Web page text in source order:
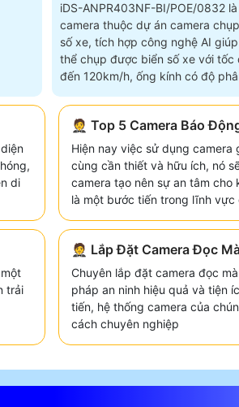
iDS-ANPR403NF-BI/POE/0832
camera thuộc dự án camera
số xe, tích hợp công nghệ AI
thể chụp được biển số xe với tốc
đến 120km/h, ống kính có độ
di
🤵 Top 5 Camera Báo
Hiện nay việc sử dụng
cùng cần thiết và hữu ích, nó
camera tạo nên sự an tâm
là một bước tiến trong lĩnh vực
trải
🤵 Lắp Đặt Camera Đọc
Chuyên lắp đặt camera đọc
pháp an ninh hiệu quả và tiện
tiến, hệ thống camera của
cách chuyên nghiệp